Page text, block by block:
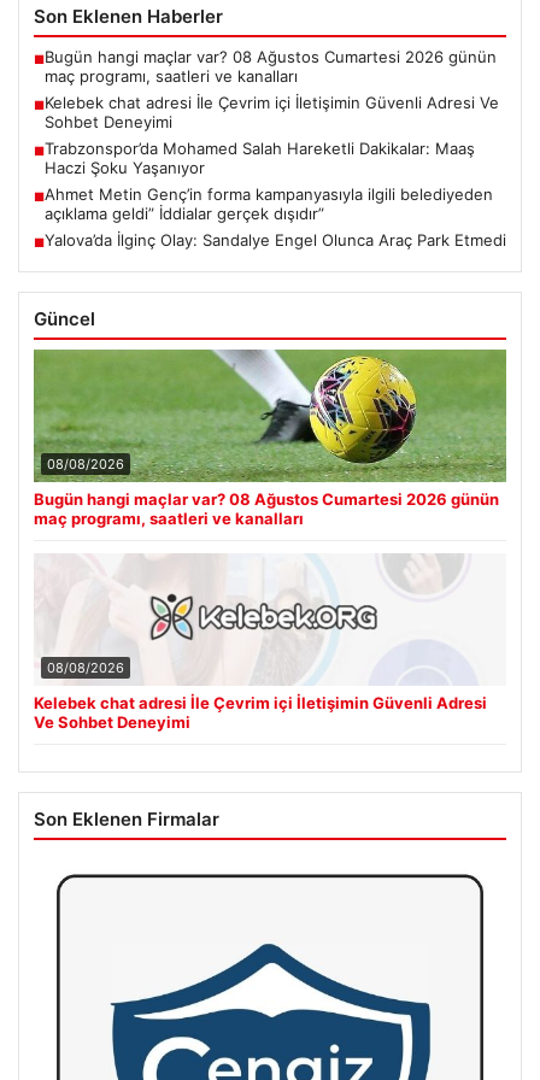
Son Eklenen Haberler
■Bugün hangi maçlar var? 08 Ağustos Cumartesi 2026 günün
maç programı, saatleri ve kanalları
■Kelebek chat adresi İle Çevrim içi İletişimin Güvenli Adresi Ve
Sohbet Deneyimi
■Trabzonspor’da Mohamed Salah Hareketli Dakikalar: Maaş
Haczi Şoku Yaşanıyor
■Ahmet Metin Genç’in forma kampanyasıyla ilgili belediyeden
açıklama geldi” İddialar gerçek dışıdır”
■Yalova’da İlginç Olay: Sandalye Engel Olunca Araç Park Etmedi
Güncel
08/08/2026
Bugün hangi maçlar var? 08 Ağustos Cumartesi 2026 günün
maç programı, saatleri ve kanalları
08/08/2026
Kelebek chat adresi İle Çevrim içi İletişimin Güvenli Adresi
Ve Sohbet Deneyimi
Son Eklenen Firmalar